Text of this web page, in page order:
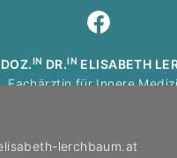
lerch­baum.at
IN DR.IN ELISABETH
Fach­ärztin für Innere
+43 664 1970618